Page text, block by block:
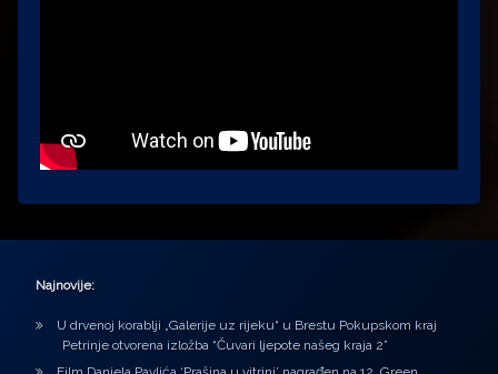
Najnovije:
U drvenoj korablji „Galerije uz rijeku“ u Brestu Pokupskom kraj
Petrinje otvorena izložba “Čuvari ljepote našeg kraja 2”